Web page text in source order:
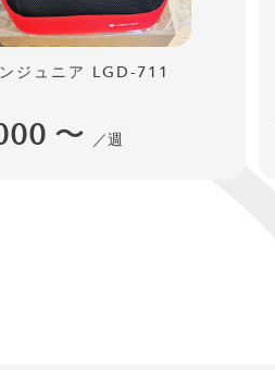
ジュニア LGD-711
〜 ／週